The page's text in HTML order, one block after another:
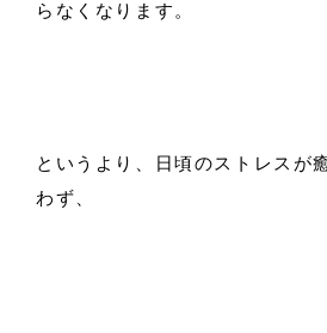
らなくなります。
というより、日頃のストレスが
わず、